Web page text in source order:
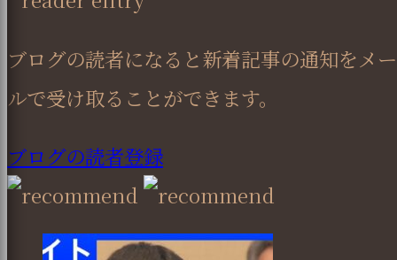
ブログの読者になると新着記事の通知をメー
ルで受け取ることができます。
ブログの読者登録